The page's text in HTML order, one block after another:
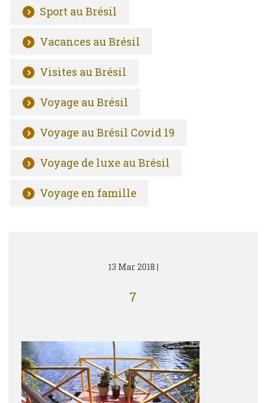
Sport au Brésil
Vacances au Brésil
Visites au Brésil
Voyage au Brésil
Voyage au Brésil Covid 19
Voyage de luxe au Brésil
Voyage en famille
13 Mar 2018 |
7